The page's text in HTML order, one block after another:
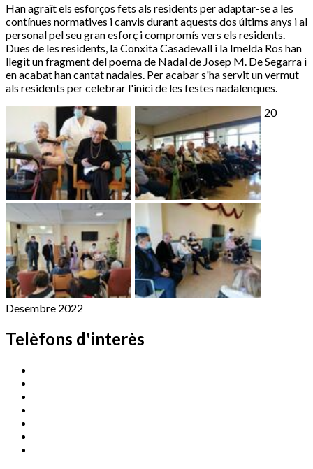
Han agraït els esforços fets als residents per adaptar-se a les
contínues normatives i canvis durant aquests dos últims anys i al
personal pel seu gran esforç i compromís vers els residents.
Dues de les residents, laConxitaCasadevall i la Imelda Ros han
llegit un fragment del poema de Nadal de Josep M. De Segarra i
en acabat han cantat nadales. Per acabar s'ha servit un vermut
als residents per celebrar l'inici de les festes nadalenques.
20
Desembre 2022
Telèfons d'interès